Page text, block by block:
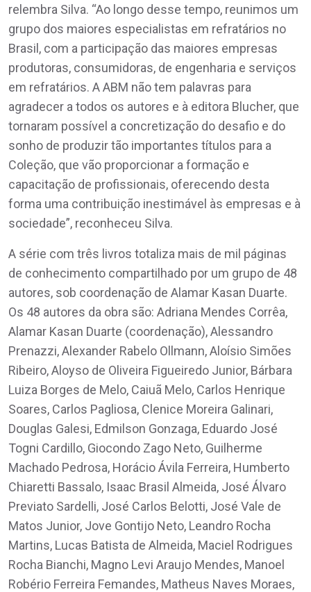
relembra Silva. “Ao longo desse tempo, reunimos um
grupo dos maiores especialistas em refratários no
Brasil, com a participação das maiores empresas
produtoras, consumidoras, de engenharia e serviços
em refratários. A ABM não tem palavras para
agradecer a todos os autores e à editora Blucher, que
tornaram possível a concretização do desafio e do
sonho de produzir tão importantes títulos para a
Coleção, que vão proporcionar a formação e
capacitação de profissionais, oferecendo desta
forma uma contribuição inestimável às empresas e à
sociedade”, reconheceu Silva.
A série com três livros totaliza mais de mil páginas
de conhecimento compartilhado por um grupo de 48
autores, sob coordenação de Alamar Kasan Duarte.
Os 48 autores da obra são: Adriana Mendes Corrêa,
Alamar Kasan Duarte (coordenação), Alessandro
Prenazzi, Alexander Rabelo Ollmann, Aloísio Simões
Ribeiro, Aloyso de Oliveira Figueiredo Junior, Bárbara
Luiza Borges de Melo, Caiuã Melo, Carlos Henrique
Soares, Carlos Pagliosa, Clenice Moreira Galinari,
Douglas Galesi, Edmilson Gonzaga, Eduardo José
Togni Cardillo, Giocondo Zago Neto, Guilherme
Machado Pedrosa, Horácio Ávila Ferreira, Humberto
Chiaretti Bassalo, Isaac Brasil Almeida, José Álvaro
Previato Sardelli, José Carlos Belotti, José Vale de
Matos Junior, Jove Gontijo Neto, Leandro Rocha
Martins, Lucas Batista de Almeida, Maciel Rodrigues
Rocha Bianchi, Magno Levi Araujo Mendes, Manoel
Robério Ferreira Femandes, Matheus Naves Moraes,